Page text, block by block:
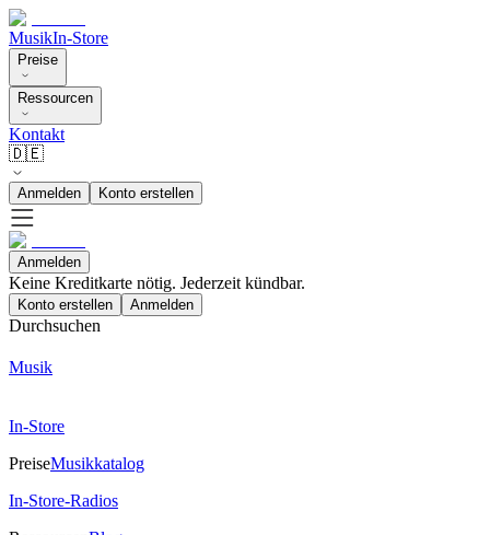
MusikIn-Store
Preise
Ressourcen
Kontakt
🇩🇪
Anmelden Konto erstellen
Anmelden
Keine Kreditkarte nötig. Jederzeit kündbar.
Konto erstellen Anmelden
Durchsuchen
Musik
In-Store
PreiseMusikkatalog
In-Store-Radios